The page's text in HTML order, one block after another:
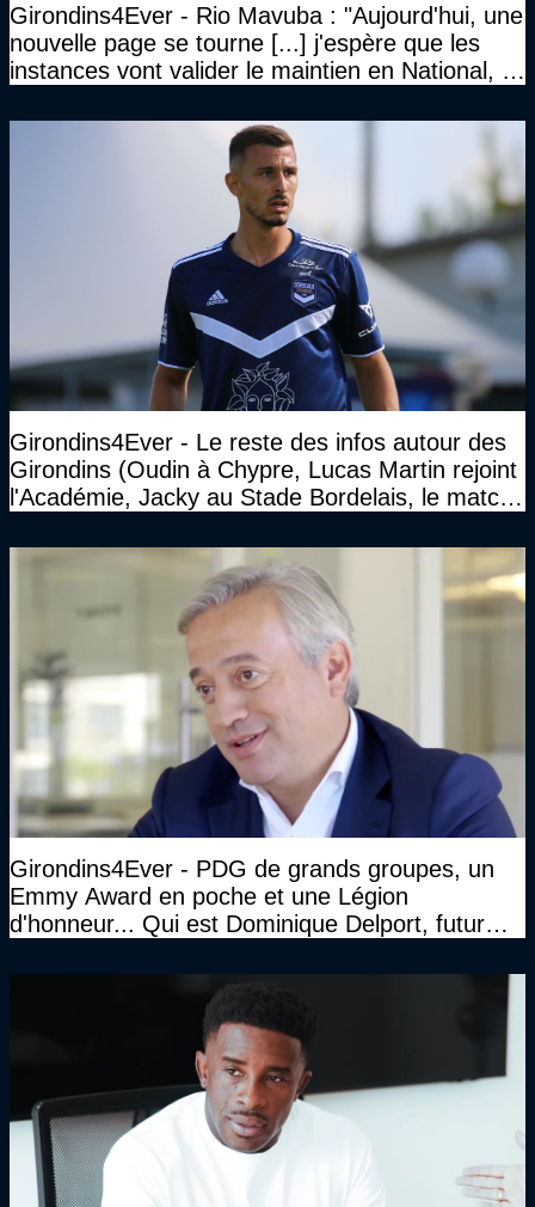
Girondins4Ever - Rio Mavuba : "Aujourd'hui, une
nouvelle page se tourne [...] j'espère que les
instances vont valider le maintien en National, et
haut niveau"
Girondins4Ever - Le reste des infos autour des
Girondins (Oudin à Chypre, Lucas Martin rejoint
l'Académie, Jacky au Stade Bordelais, le match
Girondins4Ever - PDG de grands groupes, un
Emmy Award en poche et une Légion
d'honneur... Qui est Dominique Delport, futur